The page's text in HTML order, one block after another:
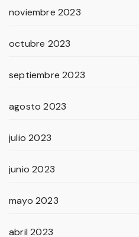
noviembre 2023
octubre 2023
septiembre 2023
agosto 2023
julio 2023
junio 2023
mayo 2023
abril 2023